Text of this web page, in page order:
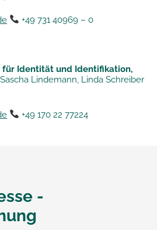
+49 731 40969 – 0
Identität und Identifikation,
Lindemann, Linda Schreiber
+49 170 22 77224
-